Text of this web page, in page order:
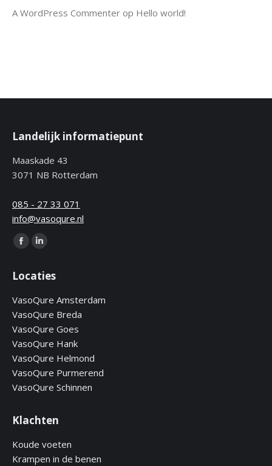
A WordPress Commenter op Hello world!
Landelijk informatiepunt
Maaskade 43
3071 NB Rotterdam
085 - 27 33 071
info@vasoqure.nl
Find us on:
Facebook
opens
new
window
Linkedin
opens
in
new
window
Locaties
VasoQure Amsterdam
VasoQure Breda
VasoQure Goes
VasoQure Hank
VasoQure Helmond
VasoQure Purmerend
VasoQure Schinnen
Klachten
Koude voeten
Krampen in de benen